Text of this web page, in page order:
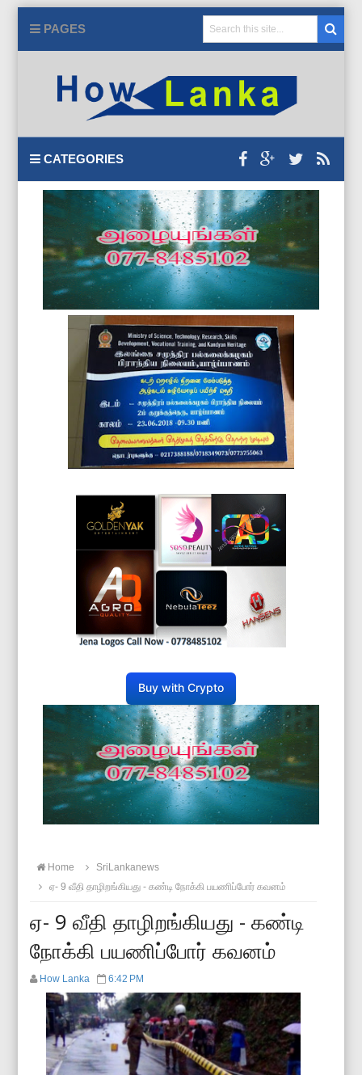
PAGES
CATEGORIES
Buy with Crypto
Home
SriLankanews
ஏ- 9 வீதி தாழிறங்கியது - கண்டி நோக்கி பயணிப்போர் கவனம்
ஏ- 9 வீதி தாழிறங்கியது - கண்டி
நோக்கி பயணிப்போர் கவனம்
How Lanka 6:42 PM